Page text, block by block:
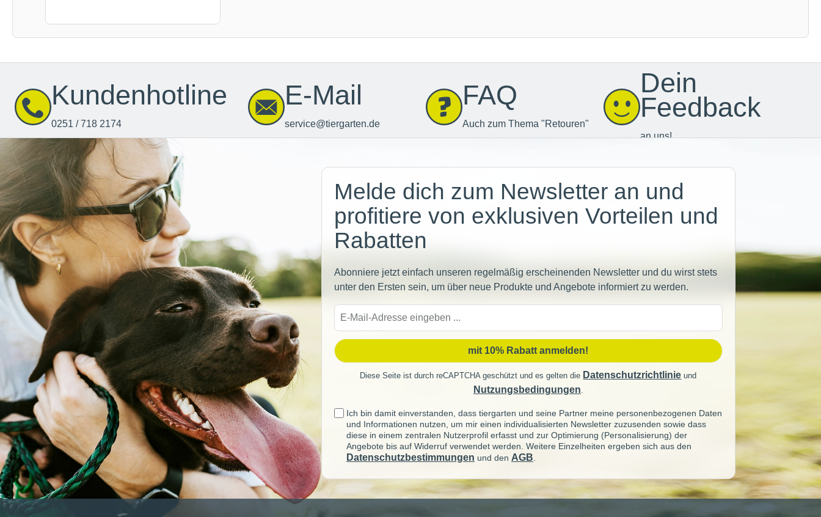
Kundenhotline
0251 / 718 2174
E-Mail
service@tiergarten.de
FAQ
Auch zum Thema "Retouren"
Dein
Feedback
an uns!
Melde dich zum Newsletter an und
profitiere von exklusiven Vorteilen und
Rabatten
Abonniere jetzt einfach unseren regelmäßig erscheinenden Newsletter und du wirst stets
unter den Ersten sein, um über neue Produkte und Angebote informiert zu werden.
Adresse
mit 10% Rabatt anmelden!
Diese Seite ist durch reCAPTCHA geschützt und es gelten die Datenschutzrichtlinie und
Nutzungsbedingungen.
Ich bin damit einverstanden, dass tiergarten und seine Partner meine personenbezogenen Daten
und Informationen nutzen, um mir einen individualisierten Newsletter zuzusenden sowie dass
diese in einem zentralen Nutzerprofil erfasst und zur Optimierung (Personalisierung) der
Angebote bis auf Widerruf verwendet werden. Weitere Einzelheiten ergeben sich aus den
Datenschutzbestimmungen und den AGB